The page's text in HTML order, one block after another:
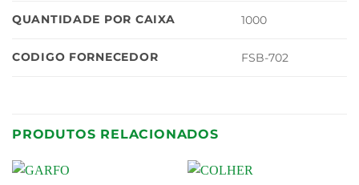
QUANTIDADE POR CAIXA 1000
CODIGO FORNECEDOR FSB-702
PRODUTOS RELACIONADOS